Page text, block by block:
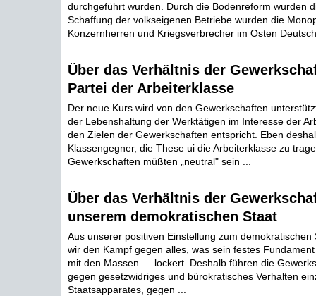
durchgeführt wurden. Durch die Bodenreform wurden
Schaffung der volkseigenen Betriebe wurden die
Konzernherren und Kriegsverbrecher im Osten
Über das Verhältnis der
Partei der Arbeiterklasse
Der neue Kurs wird von den Gewerkschaften
der Lebenshaltung der Werktätigen im Interesse der
den Zielen der Gewerkschaften entspricht. Eben
Klassengegner, die These ui die Arbeiterklasse zu
Gewerkschaften müßten „neutral" sein ...
Über das Verhältnis der
unserem demokratischen Staat
Aus unserer positiven Einstellung zum demokratischen
wir den Kampf gegen alles, was sein festes
mit den Massen — lockert. Deshalb führen die
gegen gesetzwidriges und bürokratisches Verhalten
Staatsapparates, gegen ...